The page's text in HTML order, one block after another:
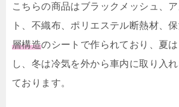
こちらの商品はブラックメッシュ、
ト、不織布、ポリエステル断熱材、
層構造のシートで作られており、夏
し、冬は冷気を外から車内に取り入
ております。